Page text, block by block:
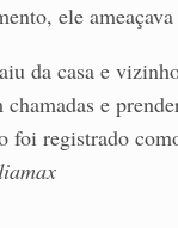
ele
da casa e
e
foi registrado